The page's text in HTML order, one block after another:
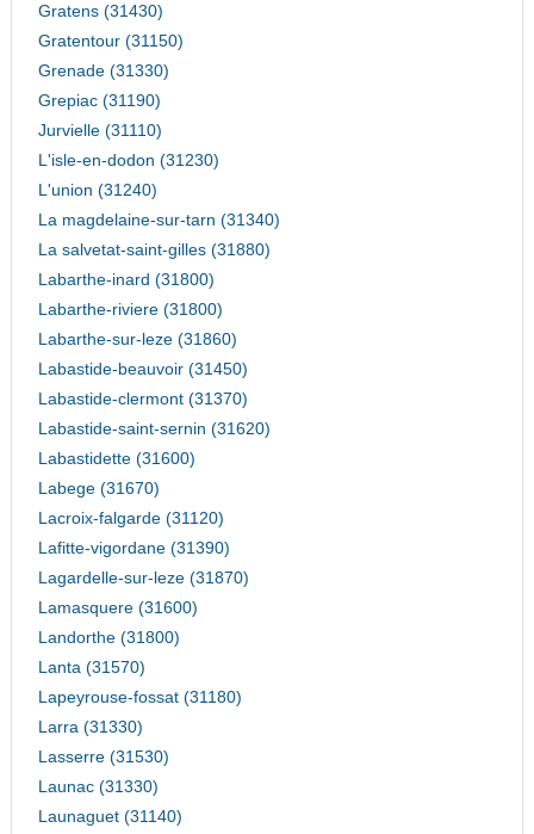
Gratens (31430)
Gratentour (31150)
Grenade (31330)
Grepiac (31190)
Jurvielle (31110)
L'isle-en-dodon (31230)
L'union (31240)
La magdelaine-sur-tarn (31340)
La salvetat-saint-gilles (31880)
Labarthe-inard (31800)
Labarthe-riviere (31800)
Labarthe-sur-leze (31860)
Labastide-beauvoir (31450)
Labastide-clermont (31370)
Labastide-saint-sernin (31620)
Labastidette (31600)
Labege (31670)
Lacroix-falgarde (31120)
Lafitte-vigordane (31390)
Lagardelle-sur-leze (31870)
Lamasquere (31600)
Landorthe (31800)
Lanta (31570)
Lapeyrouse-fossat (31180)
Larra (31330)
Lasserre (31530)
Launac (31330)
Launaguet (31140)